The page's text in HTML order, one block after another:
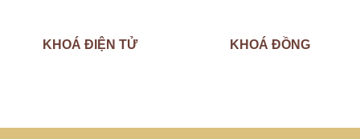
KHOÁ ĐIỆN TỬ KHOÁ ĐỒNG